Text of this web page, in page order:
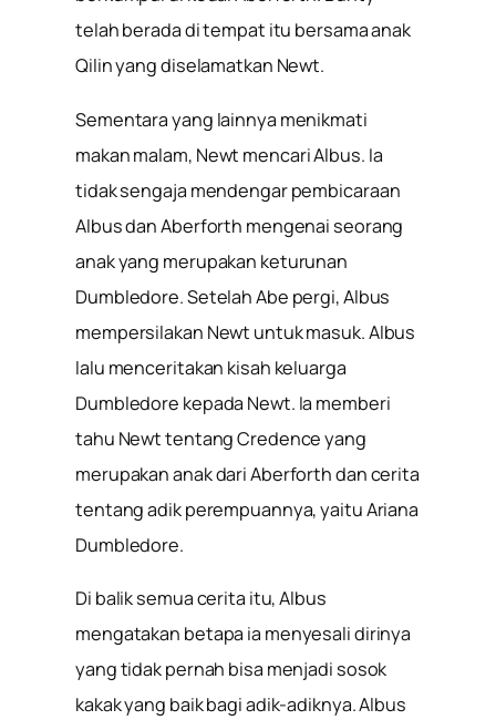
telah berada di tempat itu bersama anak
Qilin yang diselamatkan Newt.
Sementara yang lainnya menikmati
makan malam, Newt mencari Albus. Ia
tidak sengaja mendengar pembicaraan
Albus dan Aberforth mengenai seorang
anak yang merupakan keturunan
Dumbledore. Setelah Abe pergi, Albus
mempersilakan Newt untuk masuk. Albus
lalu menceritakan kisah keluarga
Dumbledore kepada Newt. Ia memberi
tahu Newt tentang Credence yang
merupakan anak dari Aberforth dan cerita
tentang adik perempuannya, yaitu Ariana
Dumbledore.
Di balik semua cerita itu, Albus
mengatakan betapa ia menyesali dirinya
yang tidak pernah bisa menjadi sosok
kakak yang baik bagi adik-adiknya. Albus